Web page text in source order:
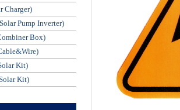
Charger)
Pump Inverter)
Box)
Kit)
Kit)